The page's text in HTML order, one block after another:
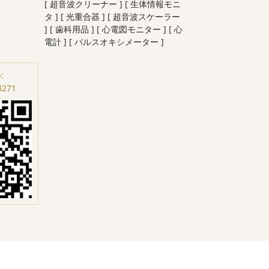
[ 超音波クリーナー ] [ 生体情報モニ
タ ] [ 光重合器 ] [ 超音波スケーラー
] [ 歯科用品 ] [ 心電図モニター ] [ 心
電計 ] [ パルスオキシメーター ]